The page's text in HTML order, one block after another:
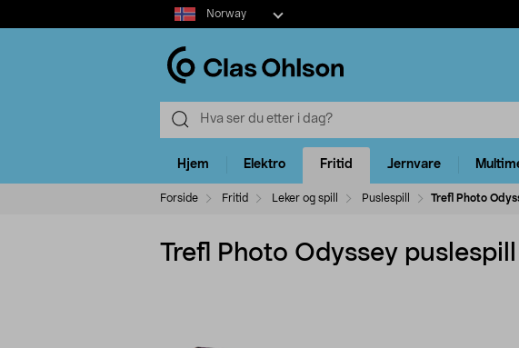
Select
market
Norway
Hjem Elektro Fritid Jernvare
Forside Fritid Leker og spill Puslespill Trefl Photo
Trefl Photo Odyssey